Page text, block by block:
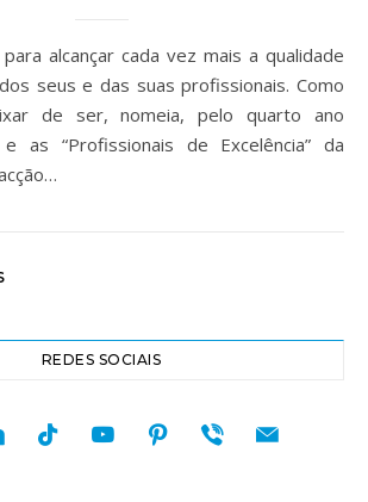
seus e das suas profissionais. Como
de ser, nomeia, pelo quarto ano
as “Profissionais de Excelência” da
REDES SOCIAIS
tiktok youtubepinterest
viber mail